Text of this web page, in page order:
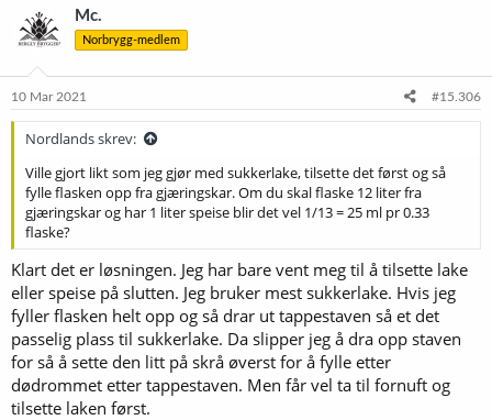
Mc.
Norbrygg-medlem
10 Mar 2021 #15.306
Nordlands skrev:
Ville gjort likt som jeg gjør med sukkerlake, tilsette det først og så
fylle flasken opp fra gjæringskar. Om du skal flaske 12 liter fra
gjæringskar og har 1 liter speise blir det vel 1/13 = 25 ml pr 0.33
flaske?
Klart det er løsningen. Jeg har bare vent meg til å tilsette lake
eller speise på slutten. Jeg bruker mest sukkerlake. Hvis jeg
fyller flasken helt opp og så drar ut tappestaven så et det
passelig plass til sukkerlake. Da slipper jeg å dra opp staven
for så å sette den litt på skrå øverst for å fylle etter
dødrommet etter tappestaven. Men får vel ta til fornuft og
tilsette laken først.